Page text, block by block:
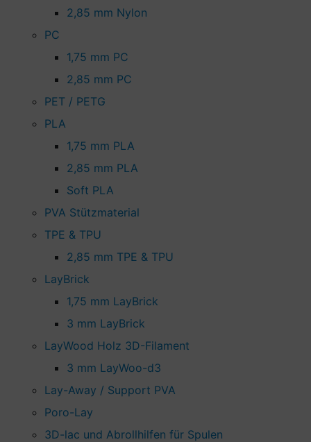
2,85 mm Nylon
PC
1,75 mm PC
2,85 mm PC
PET / PETG
PLA
1,75 mm PLA
2,85 mm PLA
Soft PLA
PVA Stützmaterial
TPE & TPU
2,85 mm TPE & TPU
LayBrick
1,75 mm LayBrick
3 mm LayBrick
LayWood Holz 3D-Filament
3 mm LayWoo-d3
Lay-Away / Support PVA
Poro-Lay
3D-lac und Abrollhilfen für Spulen